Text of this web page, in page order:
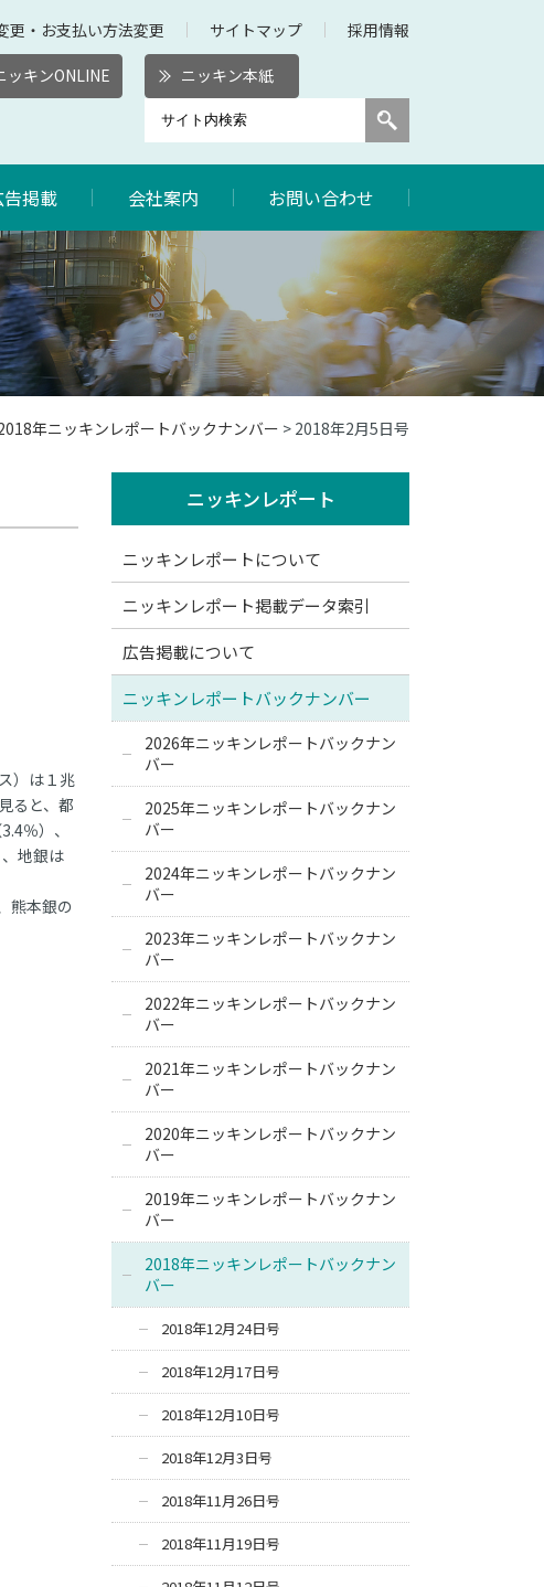
更・お支払い方法変更 サイトマップ 採用情報
ッキンONLINE ニッキン本紙
告掲載 会社案内 お問い合わせ
年ニッキンレポートバックナンバー > 2018年2月5日号
）は１兆
ると、都
％）、
地銀は
熊本銀の
ニッキンレポート
ニッキンレポートについて
ニッキンレポート掲載データ索引
広告掲載について
ニッキンレポートバックナンバー
2026年ニッキンレポートバックナン
バー
2025年ニッキンレポートバックナン
バー
2024年ニッキンレポートバックナン
バー
2023年ニッキンレポートバックナン
バー
2022年ニッキンレポートバックナン
バー
2021年ニッキンレポートバックナン
バー
2020年ニッキンレポートバックナン
バー
2019年ニッキンレポートバックナン
バー
2018年ニッキンレポートバックナン
バー
2018年12月24日号
2018年12月17日号
2018年12月10日号
2018年12月3日号
2018年11月26日号
2018年11月19日号